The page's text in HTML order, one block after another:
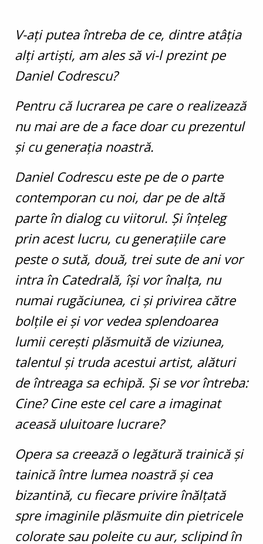
V-aţi putea întreba de ce, dintre atâţia
alţi artişti, am ales să vi-l prezint pe
Daniel Codrescu?
Pentru că lucrarea pe care o realizează
nu mai are de a face doar cu prezentul
şi cu generaţia noastră.
Daniel Codrescu este pe de o parte
contemporan cu noi, dar pe de altă
parte în dialog cu viitorul. Şi înţeleg
prin acest lucru, cu generaţiile care
peste o sută, două, trei sute de ani vor
intra în Catedrală, îşi vor înalţa, nu
numai rugăciunea, ci şi privirea către
bolţile ei şi vor vedea splendoarea
lumii cereşti plăsmuită de viziunea,
talentul şi truda acestui artist, alături
de întreaga sa echipă. Şi se vor întreba:
Cine? Cine este cel care a imaginat
aceasă uluitoare lucrare?
Opera sa creează o legătură trainică şi
tainică între lumea noastră şi cea
bizantină, cu fiecare privire înălţată
spre imaginile plăsmuite din pietricele
colorate sau poleite cu aur, sclipind în